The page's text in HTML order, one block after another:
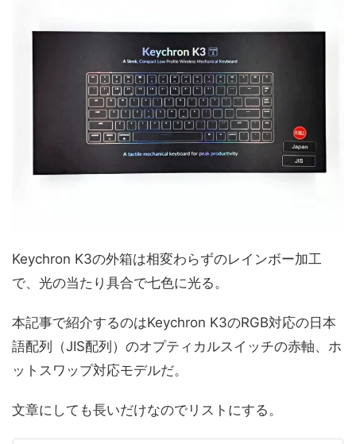
Keychron K3の外箱は相変わらずのレインボー加工
で、光の当たり具合で七色に光る。
本記事で紹介するのはKeychron K3のRGB対応の日本
語配列（JIS配列）のオプティカルスイッチの赤軸、ホ
ットスワップ対応モデルだ。
文章にしても長いだけなのでリストにする。